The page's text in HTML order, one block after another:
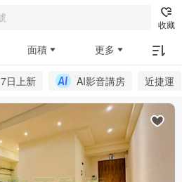
收藏
面積 更多
7日上新 AI影音講房 近捷運